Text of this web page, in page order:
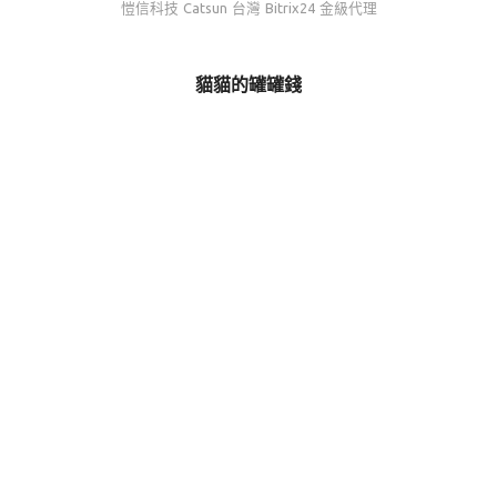
愷信科技 Catsun 台灣 Bitrix24 金級代理
貓貓的罐罐錢